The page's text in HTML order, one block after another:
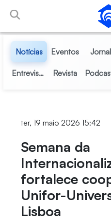
Skip to Main Content
Notícias Eventos Jornal
Entrevistas Revista
ter, 19 maio 2026 15:42
Semana da
fortalece
Unifor-
Lisboa